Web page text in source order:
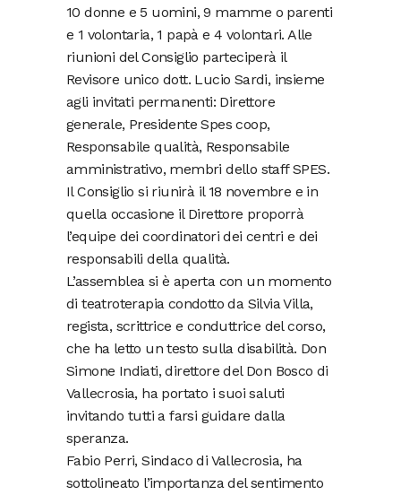
10 donne e 5 uomini, 9 mamme o parenti
e 1 volontaria, 1 papà e 4 volontari. Alle
riunioni del Consiglio parteciperà il
Revisore unico dott. Lucio Sardi, insieme
agli invitati permanenti: Direttore
generale, Presidente Spes coop,
Responsabile qualità, Responsabile
amministrativo, membri dello staff SPES.
Il Consiglio si riunirà il 18 novembre e in
quella occasione il Direttore proporrà
l’equipe dei coordinatori dei centri e dei
responsabili della qualità.
L’assemblea si è aperta con un momento
di teatroterapia condotto da Silvia Villa,
regista, scrittrice e conduttrice del corso,
che ha letto un testo sulla disabilità. Don
Simone Indiati, direttore del Don Bosco di
Vallecrosia, ha portato i suoi saluti
invitando tutti a farsi guidare dalla
speranza.
Fabio Perri, Sindaco di Vallecrosia, ha
sottolineato l’importanza del sentimento